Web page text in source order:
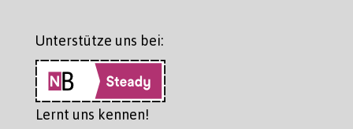
Unterstütze uns bei:
Lernt uns kennen!